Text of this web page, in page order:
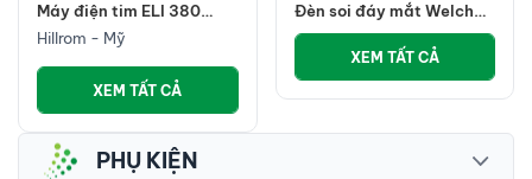
Máy điện tim ELI 380
Hillrom (ELI® 380 Resting
Electrocardiograph)
Hillrom - Mỹ
XEM TẤT CẢ
Đèn soi đáy mắt Welch
Allyn Panotic Plus LED
tay cầm Nickel quay,
chụp, chia sẻ hình ảnh
XEM TẤT CẢ
PHỤ KIỆN